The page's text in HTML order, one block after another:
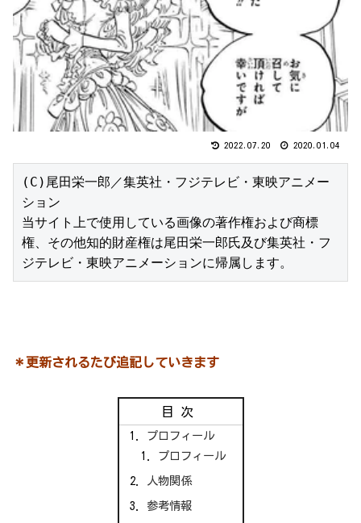
2022.07.20 2020.01.04
(C)尾田栄一郎／集英社・フジテレビ・東映アニメー
ション
当サイト上で使用している画像の著作権および商標
権、その他知的財産権は尾田栄一郎氏及び集英社・フ
ジテレビ・東映アニメーションに帰属します。
＊更新されるたび追記していきます
目次
プロフィール
プロフィール
人物関係
参考情報